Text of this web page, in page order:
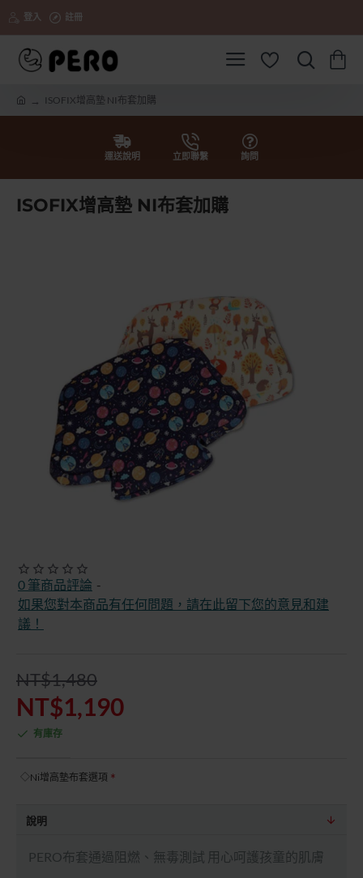
登入 註冊
ISOFIX增高墊 NI布套加購
運送說明 立即聯繫 詢問
ISOFIX增高墊 NI布套加購
快速出貨
-20%
0 筆商品評論 -
如果您對本商品有任何問題，請在此留下您的意見和建
議！
NT$1,190
NT$1,480
有庫存
◇Ni增高墊布套選項
說明
PERO布套通過阻燃、無毒測試 用心呵護孩童的肌膚